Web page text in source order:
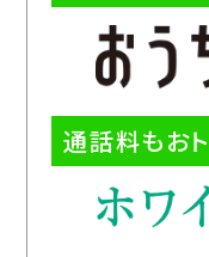
通話料もおト